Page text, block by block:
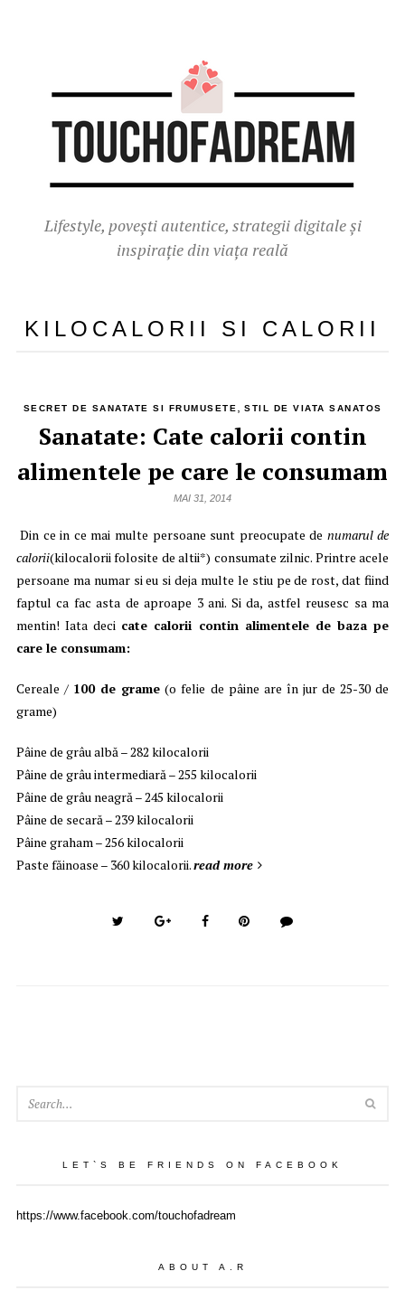
Lifestyle, povești autentice, strategii digitale și
inspirație din viața reală
KILOCALORII SI CALORII
SECRET DE SANATATE SI FRUMUSETE STIL DE VIATA SANATOS
Sanatate: Cate calorii contin
alimentele pe care le consumam
MAI 31, 2014
Din ce in ce mai multe persoane sunt preocupate de numarul de
calorii(kilocalorii folosite de altii*) consumate zilnic. Printre acele
persoane ma numar si eu si deja multe le stiu pe de rost, dat fiind
faptul ca fac asta de aproape 3 ani. Si da, astfel reusesc sa ma
mentin! Iata deci cate calorii contin alimentele de baza pe
care le consumam:
Cereale / 100 de grame (o felie de pâine are în jur de 25-30 de
grame)
Pâine de grâu albă – 282 kilocalorii
Pâine de grâu intermediară – 255 kilocalorii
Pâine de grâu neagră – 245 kilocalorii
Pâine de secară – 239 kilocalorii
Pâine graham – 256 kilocalorii
Paste făinoase – 360 kilocalorii.read more
LET`S BE FRIENDS ON FACEBOOK
https://www.facebook.com/touchofadream
ABOUT A.R